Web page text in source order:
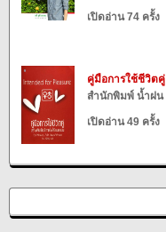
เปิดอ่าน 74 ครั้ง
คู่มือการใช้ชีวิตคู่
สำนักพิมพ์ น้ำฝน
เปิดอ่าน 49 ครั้ง